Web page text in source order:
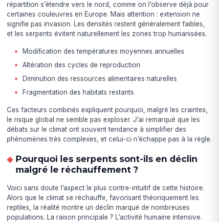
répartition s’étendre vers le nord, comme on l’observe déjà pour
certaines couleuvres en Europe. Mais attention : extension ne
signifie pas invasion. Les densités restent généralement faibles,
et les serpents évitent naturellement les zones trop humanisées.
Modification des températures moyennes annuelles
Altération des cycles de reproduction
Diminution des ressources alimentaires naturelles
Fragmentation des habitats restants
Ces facteurs combinés expliquent pourquoi, malgré les craintes,
le risque global ne semble pas exploser. J’ai remarqué que les
débats sur le climat ont souvent tendance à simplifier des
phénomènes très complexes, et celui-ci n’échappe pas à la règle.
Pourquoi les serpents sont-ils en déclin
malgré le réchauffement ?
Voici sans doute l’aspect le plus contre-intuitif de cette histoire.
Alors que le climat se réchauffe, favorisant théoriquement les
reptiles, la réalité montre un déclin marqué de nombreuses
populations. La raison principale ? L’activité humaine intensive.